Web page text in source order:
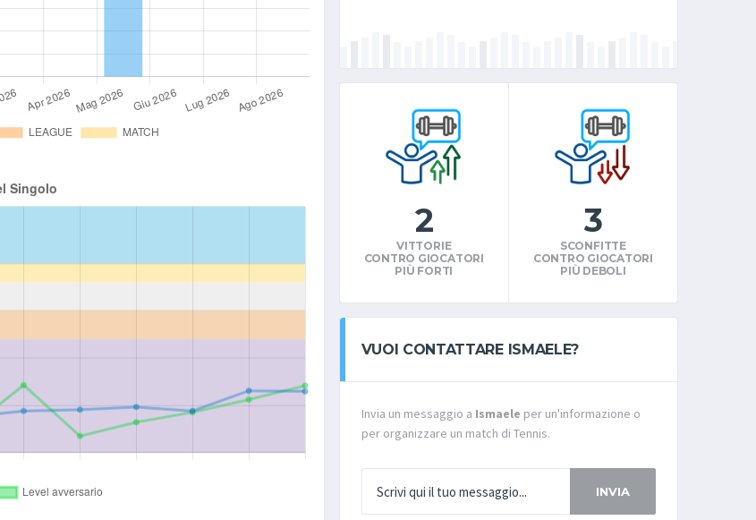
2
VITTORIE
CONTRO GIOCATORI
PIÙ FORTI
3
SCONFITTE
CONTRO GIOCATORI
PIÙ DEBOLI
VUOI CONTATTARE ISMAELE?
Invia un messaggio a Ismaele per un'informazione o
per organizzare un match di Tennis.
INVIA